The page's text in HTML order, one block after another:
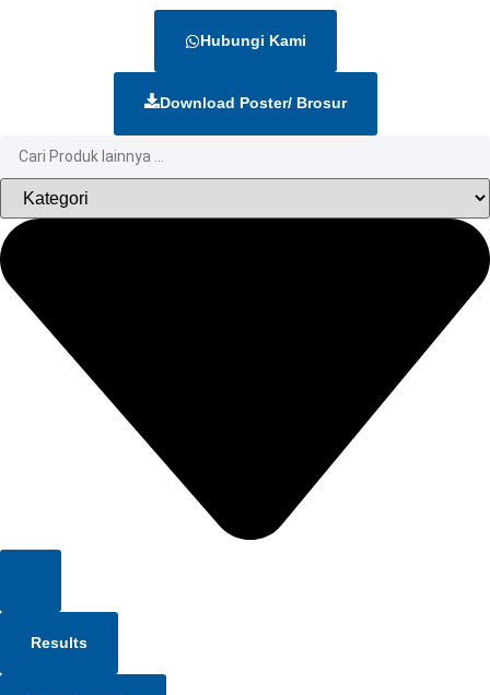
Hubungi Kami
Download Poster/ Brosur
Results